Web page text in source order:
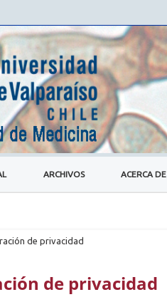
ARCHIVOS ACERCA DE
de privacidad
de privacidad